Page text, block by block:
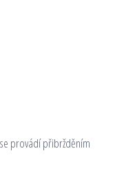
provádí přibržděním